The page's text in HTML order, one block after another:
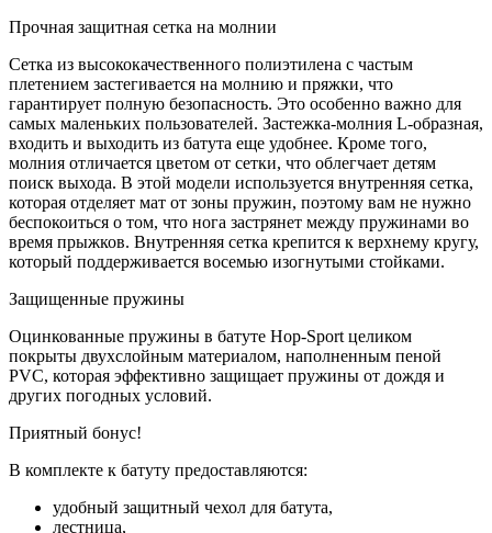
Прочная защитная сетка на молнии
Сетка из высококачественного полиэтилена с частым
плетением застегивается на молнию и пряжки, что
гарантирует полную безопасность. Это особенно важно для
самых маленьких пользователей. Застежка-молния L-образная,
входить и выходить из батута еще удобнее. Кроме того,
молния отличается цветом от сетки, что облегчает детям
поиск выхода. В этой модели используется внутренняя сетка,
которая отделяет мат от зоны пружин, поэтому вам не нужно
беспокоиться о том, что нога застрянет между пружинами во
время прыжков. Внутренняя сетка крепится к верхнему кругу,
который поддерживается восемью изогнутыми стойками.
Защищенные пружины
Оцинкованные пружины в батуте Hop-Sport целиком
покрыты двухслойным материалом, наполненным пеной
PVC, которая эффективно защищает пружины от дождя и
других погодных условий.
Приятный бонус!
В комплекте к батуту предоставляются:
удобный защитный чехол для батута,
лестница,